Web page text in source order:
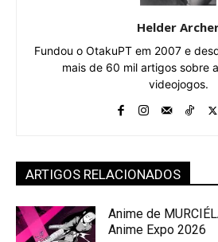
Helder
Fundou o OtakuPT em 2007 e
mais de 60 mil artigos sobre
videojogos.
ARTIGOS RELACIONADOS
Anime de
Anime Expo 2026